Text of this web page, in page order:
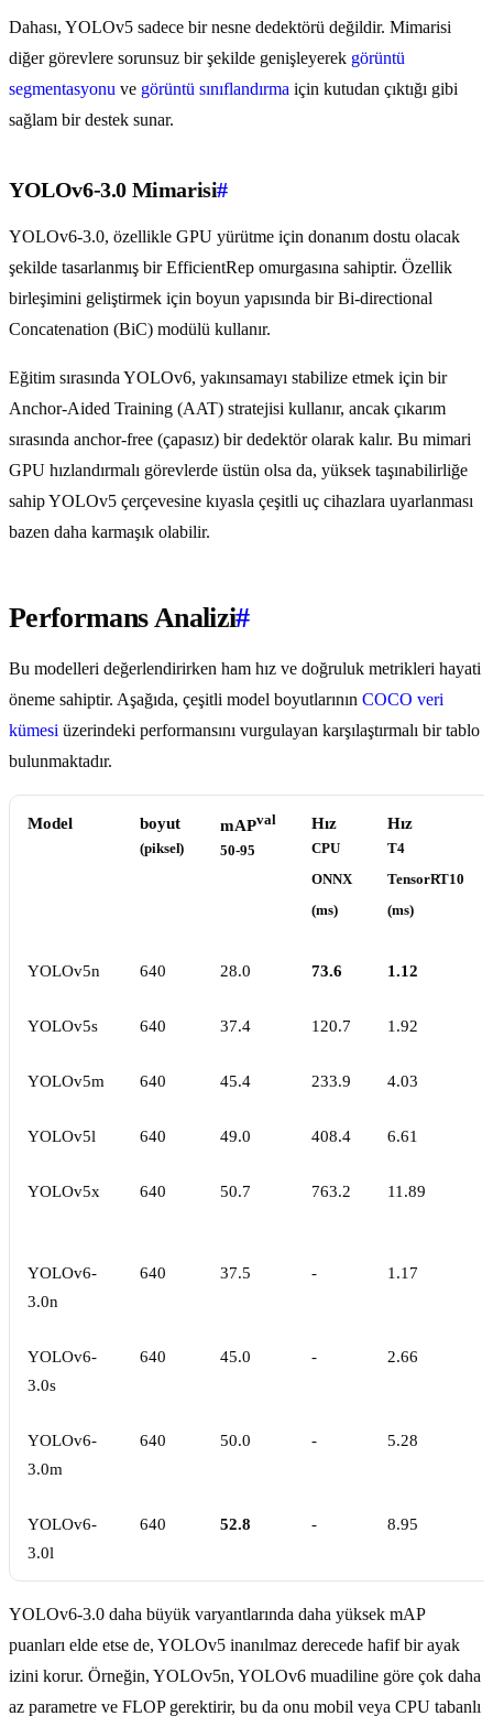
Dahası, YOLOv5 sadece bir nesne dedektörü değildir. Mimarisi
diğer görevlere sorunsuz bir şekilde genişleyerek görüntü
segmentasyonu ve görüntü sınıflandırma için kutudan çıktığı gibi
sağlam bir destek sunar.
YOLOv6-3.0 Mimarisi#
YOLOv6-3.0, özellikle GPU yürütme için donanım dostu olacak
şekilde tasarlanmış bir EfficientRep omurgasına sahiptir. Özellik
birleşimini geliştirmek için boyun yapısında bir Bi-directional
Concatenation (BiC) modülü kullanır.
Eğitim sırasında YOLOv6, yakınsamayı stabilize etmek için bir
Anchor-Aided Training (AAT) stratejisi kullanır, ancak çıkarım
sırasında anchor-free (çapasız) bir dedektör olarak kalır. Bu mimari
GPU hızlandırmalı görevlerde üstün olsa da, yüksek taşınabilirliğe
sahip YOLOv5 çerçevesine kıyasla çeşitli uç cihazlara uyarlanması
bazen daha karmaşık olabilir.
Performans Analizi#
Bu modelleri değerlendirirken ham hız ve doğruluk metrikleri hayati
öneme sahiptir. Aşağıda, çeşitli model boyutlarının COCO veri
kümesi üzerindeki performansını vurgulayan karşılaştırmalı bir tablo
bulunmaktadır.
Model boyut
(piksel)
mAPval
50-95
Hız
CPU
ONNX
(ms)
Hız
T4
TensorRT10
(ms)
YOLOv5n 640 28.0 73.6 1.12
YOLOv5s 640 37.4 120.7 1.92
YOLOv5m 640 45.4 233.9 4.03
YOLOv5l 640 49.0 408.4 6.61
YOLOv5x 640 50.7 763.2 11.89
YOLOv6-
3.0n
640 37.5 - 1.17
YOLOv6-
3.0s
640 45.0 - 2.66
YOLOv6-
3.0m
640 50.0 - 5.28
YOLOv6-
3.0l
640 52.8 - 8.95
YOLOv6-3.0 daha büyük varyantlarında daha yüksek mAP
puanları elde etse de, YOLOv5 inanılmaz derecede hafif bir ayak
izini korur. Örneğin, YOLOv5n, YOLOv6 muadiline göre çok daha
az parametre ve FLOP gerektirir, bu da onu mobil veya CPU tabanlı